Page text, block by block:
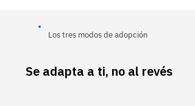
Los tres modos de adopción
Se adapta a ti, no al revés